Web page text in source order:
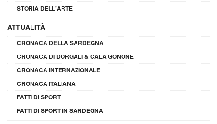
STORIA DELL'ARTE
ATTUALITÀ
CRONACA DELLA SARDEGNA
CRONACA DI DORGALI & CALA GONONE
CRONACA INTERNAZIONALE
CRONACA ITALIANA
FATTI DI SPORT
FATTI DI SPORT IN SARDEGNA